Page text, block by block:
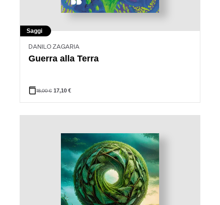
Saggi
DANILO ZAGARIA
Guerra alla Terra
18,00€ 17,10 €